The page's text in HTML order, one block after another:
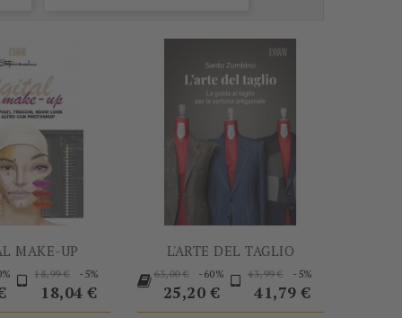
MAKE-UP
Prezzo
base
18,99 € -5%
Prezzo
18,04 €
L'ARTE DEL TAGLIO
Prezzo
base
63,00 € -60%
Prezzo
25,20 €
Prezzo
base
43,99 € -5%
41,79 €